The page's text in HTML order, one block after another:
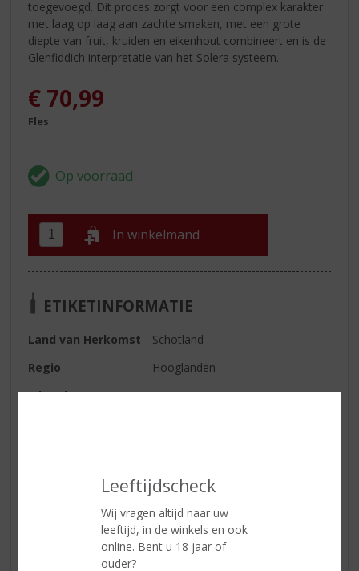
Leeftijdscheck
Wij vragen altijd naar uw
leeftijd, in de winkels en ook
online. Bent u 18 jaar of
ouder?
toegevoegd. Dit proces zorgt voor een complex karakter
met laag op laag aan zachte smaken, met een grote
diepte van fruit, kruiden en eikenhout combineert en is de
Glenfiddich interpretatie van het Solera systeem.
€ 70,99
Fles
In winkelmand
ETIKETINFORMATIE
Land van Herkomst
Schotland
Regio
Hooglanden
Inhoud
70 CL
Smaaktype Whisky
Vol & Rijk
Reviews